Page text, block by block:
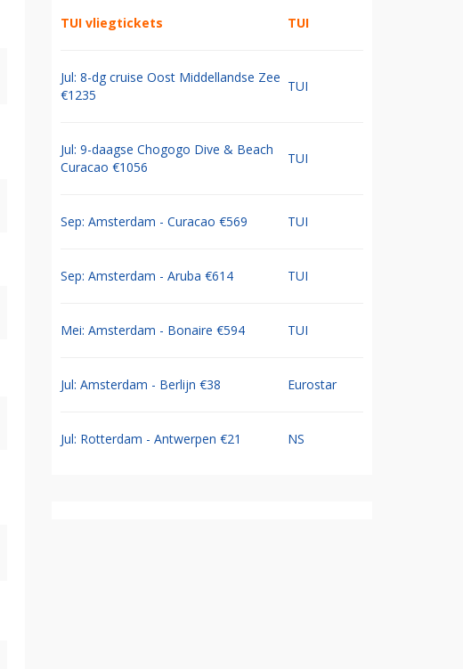
TUI vliegtickets TUI
Jul: 8-dg cruise Oost Middellandse Zee
€1235
TUI
Jul: 9-daagse Chogogo Dive & Beach
Curacao €1056
TUI
Sep: Amsterdam - Curacao €569 TUI
Sep: Amsterdam - Aruba €614 TUI
Mei: Amsterdam - Bonaire €594 TUI
Jul: Amsterdam - Berlijn €38 Eurostar
Jul: Rotterdam - Antwerpen €21 NS